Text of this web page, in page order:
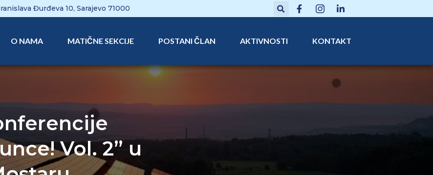
Đurđeva 10, Sarajevo 71000
O NAMA MATIČNE SEKCIJE POSTANI ČLAN AKTIVNOSTI KONTAKT
Vol. 2” u